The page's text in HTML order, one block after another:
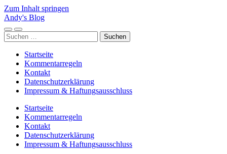
Zum Inhalt springen
Andy's Blog
Mobile-
Menü
Suchfeld
ein-/ausblenden
Suchen
nach:
Startseite
Kommentarregeln
Kontakt
Datenschutzerklärung
Impressum & Haftungsausschluss
Startseite
Kommentarregeln
Kontakt
Datenschutzerklärung
Impressum & Haftungsausschluss